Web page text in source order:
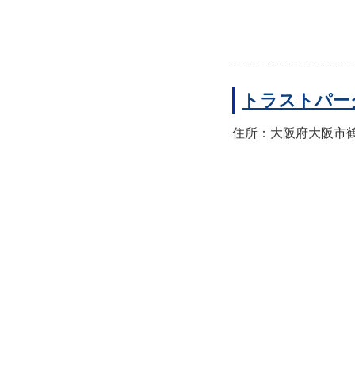
トラストパ
住所：大阪府大阪市